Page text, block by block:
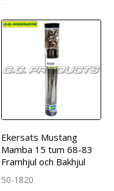
Ekersats Mustang
Mamba 15 tum 68-83
Framhjul och Bakhjul
50-1820